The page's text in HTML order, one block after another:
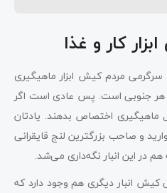
کار و غذا
سرگرمی مردم کیش ابزار ماهیگیری
جنوبی است. پس عادی است اگر
ماهیگیری اختصاص بدهند. یادتان
و صاحب بزرگترین لنج قایقرانی
در این انبار نگه‌داری ‌می‌شد.
کیش انبار دیگری هم وجود دارد که